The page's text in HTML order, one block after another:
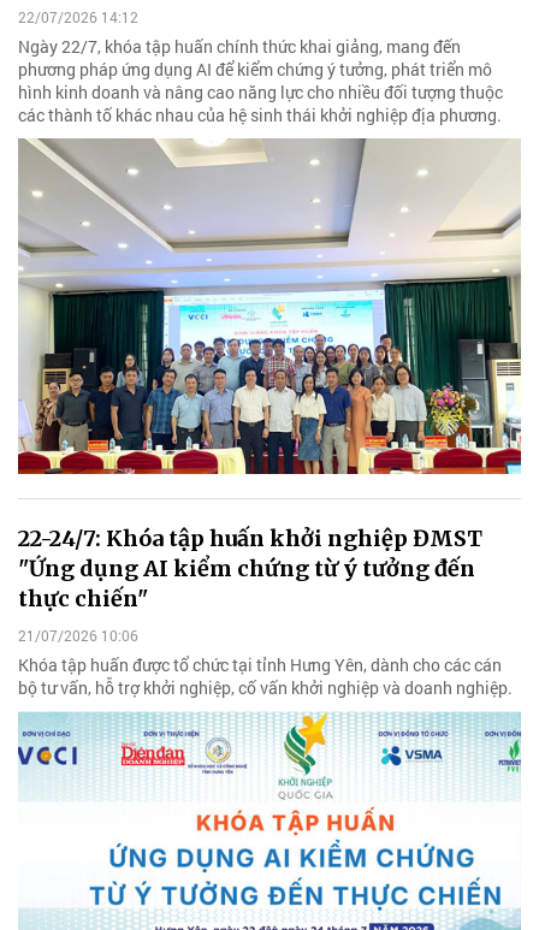
22/07/2026 14:12
Ngày 22/7, khóa tập huấn chính thức khai giảng, mang đến
phương pháp ứng dụng AI để kiểm chứng ý tưởng, phát triển mô
hình kinh doanh và nâng cao năng lực cho nhiều đối tượng thuộc
các thành tố khác nhau của hệ sinh thái khởi nghiệp địa phương.
22-24/7: Khóa tập huấn khởi nghiệp ĐMST
"Ứng dụng AI kiểm chứng từ ý tưởng đến
thực chiến"
21/07/2026 10:06
Khóa tập huấn được tổ chức tại tỉnh Hưng Yên, dành cho các cán
bộ tư vấn, hỗ trợ khởi nghiệp, cố vấn khởi nghiệp và doanh nghiệp.